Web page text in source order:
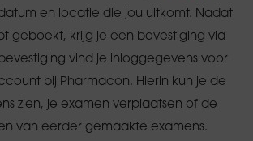
en locatie die jou uitkomt. Nadat
geboekt, krijg je een bevestiging via
vind je inloggegevens voor
bij Pharmacon. Hierin kun je de
zien, je examen verplaatsen of de
van eerder gemaakte examens.